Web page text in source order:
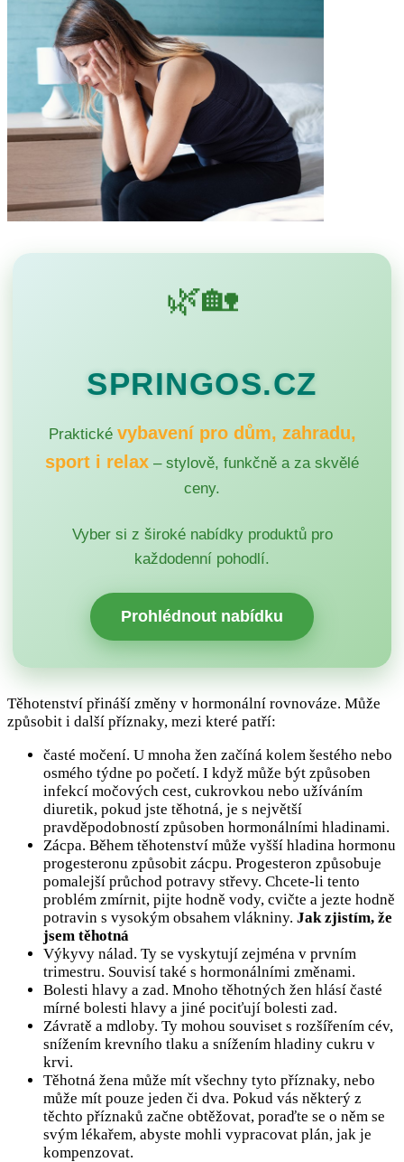
🌿🏡
SPRINGOS.CZ
Praktické vybavení pro dům, zahradu,
sport i relax – stylově, funkčně a za skvělé
ceny.
Vyber si z široké nabídky produktů pro
každodenní pohodlí.
Prohlédnout nabídku
Těhotenství přináší změny v hormonální rovnováze. Může
způsobit i další příznaky, mezi které patří:
časté močení. U mnoha žen začíná kolem šestého nebo
osmého týdne po početí. I když může být způsoben
infekcí močových cest, cukrovkou nebo užíváním
diuretik, pokud jste těhotná, je s největší
pravděpodobností způsoben hormonálními hladinami.
Zácpa. Během těhotenství může vyšší hladina hormonu
progesteronu způsobit zácpu. Progesteron způsobuje
pomalejší průchod potravy střevy. Chcete-li tento
problém zmírnit, pijte hodně vody, cvičte a jezte hodně
potravin s vysokým obsahem vlákniny. Jak zjistím, že
jsem těhotná
Výkyvy nálad. Ty se vyskytují zejména v prvním
trimestru. Souvisí také s hormonálními změnami.
Bolesti hlavy a zad. Mnoho těhotných žen hlásí časté
mírné bolesti hlavy a jiné pociťují bolesti zad.
Závratě a mdloby. Ty mohou souviset s rozšířením cév,
snížením krevního tlaku a snížením hladiny cukru v
krvi.
Těhotná žena může mít všechny tyto příznaky, nebo
může mít pouze jeden či dva. Pokud vás některý z
těchto příznaků začne obtěžovat, poraďte se o něm se
svým lékařem, abyste mohli vypracovat plán, jak je
kompenzovat.